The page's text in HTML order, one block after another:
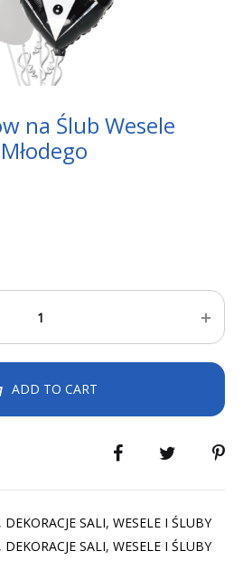
na Ślub Wesele
ADD TO CART
DEKORACJE SALI, WESELE I ŚLUBY
DEKORACJE SALI, WESELE I ŚLUBY